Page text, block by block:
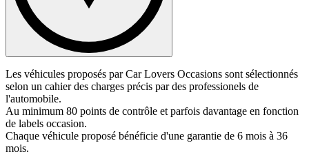
Les véhicules proposés par Car Lovers Occasions sont sélectionnés
selon un cahier des charges précis par des professionels de
l'automobile.
Au minimum 80 points de contrôle et parfois davantage en fonction
de labels occasion.
Chaque véhicule proposé bénéficie d'une garantie de 6 mois à 36
mois.